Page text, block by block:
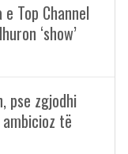
Top Channel
‘show’
pse zgjodhi
të